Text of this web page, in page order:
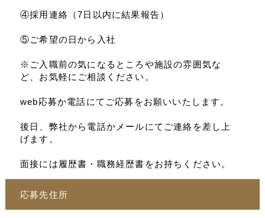
④採用連絡（7日以内に結果報告）
⑤ご希望の日から入社
※ご入職前の気になるところや施設の雰囲気な
ど、お気軽にご相談ください。
web応募か電話にてご応募をお願いいたします。
後日、弊社から電話かメールにてご連絡を差し上
げます。
面接には履歴書・職務経歴書をお持ちください。
応募先住所